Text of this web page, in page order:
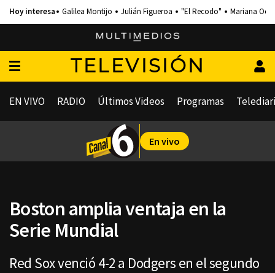
Galilea Montijo Julián Figueroa "El Recodo" Mariana
TELEVISIÓN
EN VIVO RADIO Últimos Videos Programas
En vivo
Boston amplia ventaja en la
Serie Mundial
Red Sox venció 4-2 a Dodgers en el segundo